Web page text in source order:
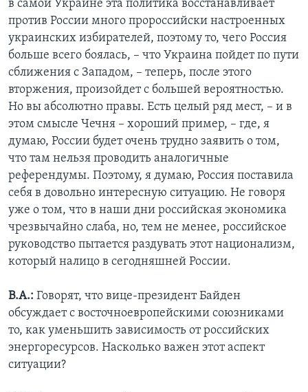
в самой Украине эта политика восстанавливает
против России много пророссийски настроенных
украинских избирателей, поэтому то, чего Россия
больше всего боялась, – что Украина пойдет по пути
сближения с Западом, – теперь, после этого
вторжения, произойдет с большей вероятностью.
Но вы абсолютно правы. Есть целый ряд мест, – и в
этом смысле Чечня – хороший пример, – где, я
думаю, России будет очень трудно заявить о том,
что там нельзя проводить аналогичные
референдумы. Поэтому, я думаю, Россия поставила
себя в довольно интересную ситуацию. Не говоря
уже о том, что в наши дни российская экономика
чрезвычайно слаба, но, тем не менее, российское
руководство пытается раздувать этот национализм,
который налицо в сегодняшней России.
В.А.: Говорят, что вице-президент Байден
обсуждает с восточноевропейскими союзниками
то, как уменьшить зависимость от российских
энергоресурсов. Насколько важен этот аспект
ситуации?